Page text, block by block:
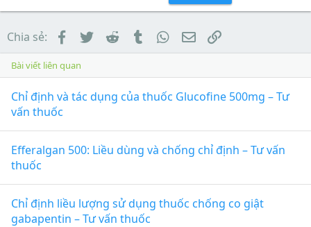
Chia sẻ: Facebook
TwitterReddit Tumblr WhatsApp
EmailLink
Bài viết liên quan
Chỉ định và tác dụng của thuốc Glucofine 500mg – Tư
vấn thuốc
Efferalgan 500: Liều dùng và chống chỉ định – Tư vấn
thuốc
Chỉ định liều lượng sử dụng thuốc chống co giật
gabapentin – Tư vấn thuốc